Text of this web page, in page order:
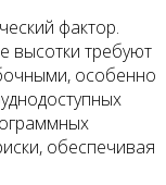
фактор.
высотки требуют
особенно
обеспечивая